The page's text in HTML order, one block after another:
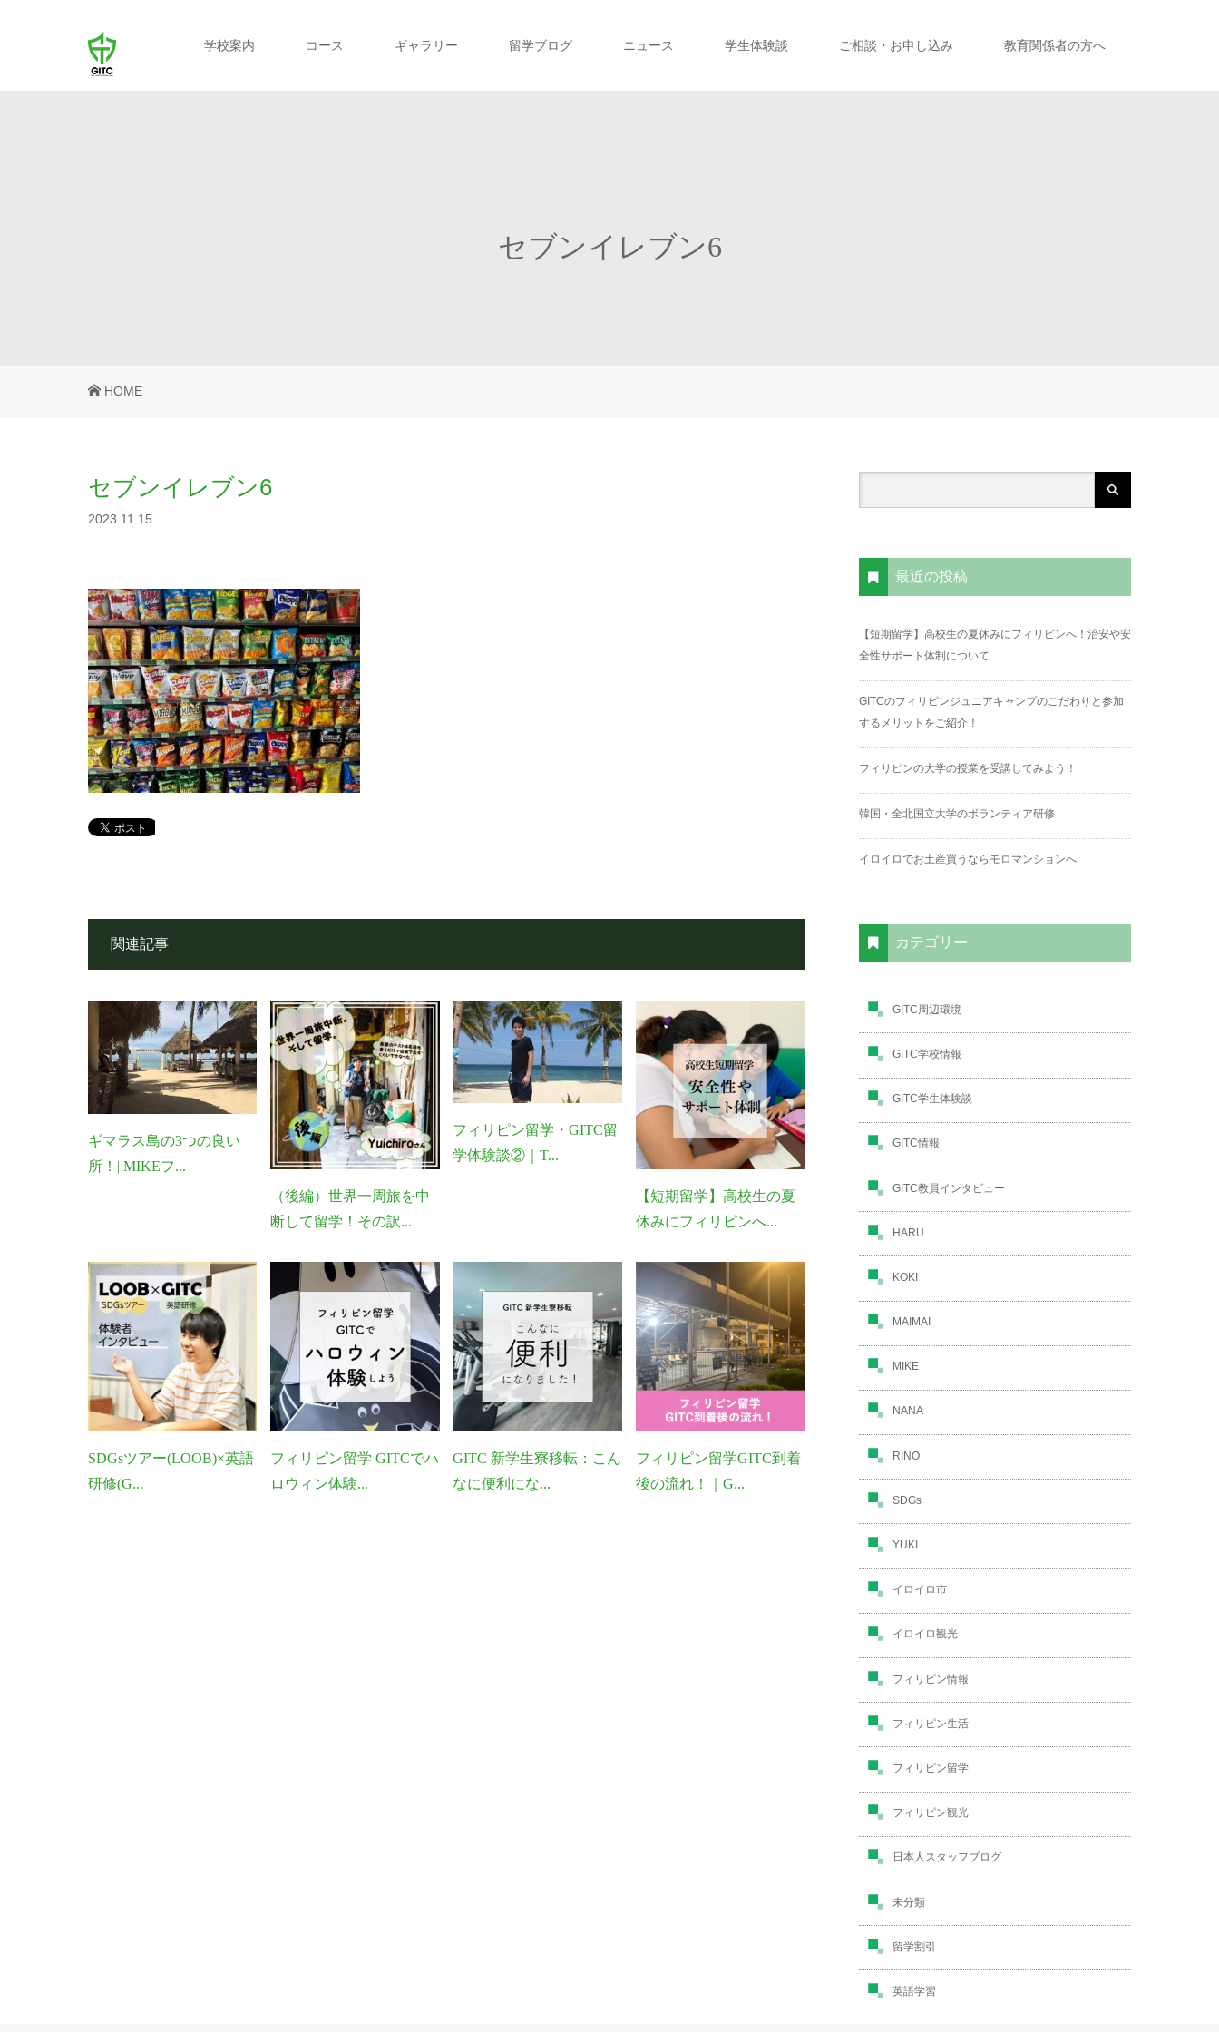
学校案内 コース ギャラリー 留学ブログ ニュース 学生体験談 ご相談・お申し込み 教育関係者の方へ
セブンイレブン6
HOME
セブンイレブン6
2023.11.15
関連記事
ギマラス島の3つの良い
所！| MIKEフ...
（後編）世界一周旅を中
断して留学！その訳...
フィリピン留学・GITC留
学体験談②｜T...
【短期留学】高校生の夏
休みにフィリピンへ...
SDGsツアー(LOOB)×英語
研修(G...
フィリピン留学 GITCでハ
ロウィン体験...
GITC 新学生寮移転：こん
なに便利にな...
フィリピン留学GITC到着
後の流れ！｜G...
最近の投稿
【短期留学】高校生の夏休みにフィリピンへ！治安や安
全性サポート体制について
GITCのフィリピンジュニアキャンプのこだわりと参加
するメリットをご紹介！
フィリピンの大学の授業を受講してみよう！
韓国・全北国立大学のボランティア研修
イロイロでお土産買うならモロマンションへ
カテゴリー
GITC周辺環境
GITC学校情報
GITC学生体験談
GITC情報
GITC教員インタビュー
HARU
KOKI
MAIMAI
MIKE
NANA
RINO
SDGs
YUKI
イロイロ市
イロイロ観光
フィリピン情報
フィリピン生活
フィリピン留学
フィリピン観光
日本人スタッフブログ
未分類
留学割引
英語学習